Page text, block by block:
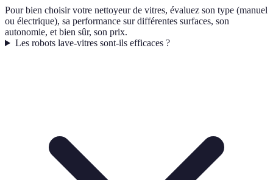
Pour bien choisir votre nettoyeur de vitres, évaluez son type (manuel
ou électrique), sa performance sur différentes surfaces, son
autonomie, et bien sûr, son prix.
Les robots lave-vitres sont-ils efficaces ?